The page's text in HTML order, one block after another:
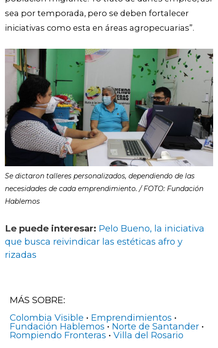
sea por temporada, pero se deben fortalecer
iniciativas como esta en áreas agropecuarias”.
Se dictaron talleres personalizados, dependiendo de las
necesidades de cada emprendimiento. / FOTO: Fundación
Hablemos
Le puede interesar: Pelo Bueno, la iniciativa
que busca reivindicar las estéticas afro y
rizadas
MÁS SOBRE:
Colombia Visible • Emprendimientos •
Fundación Hablemos • Norte de Santander •
Rompiendo Fronteras • Villa del Rosario